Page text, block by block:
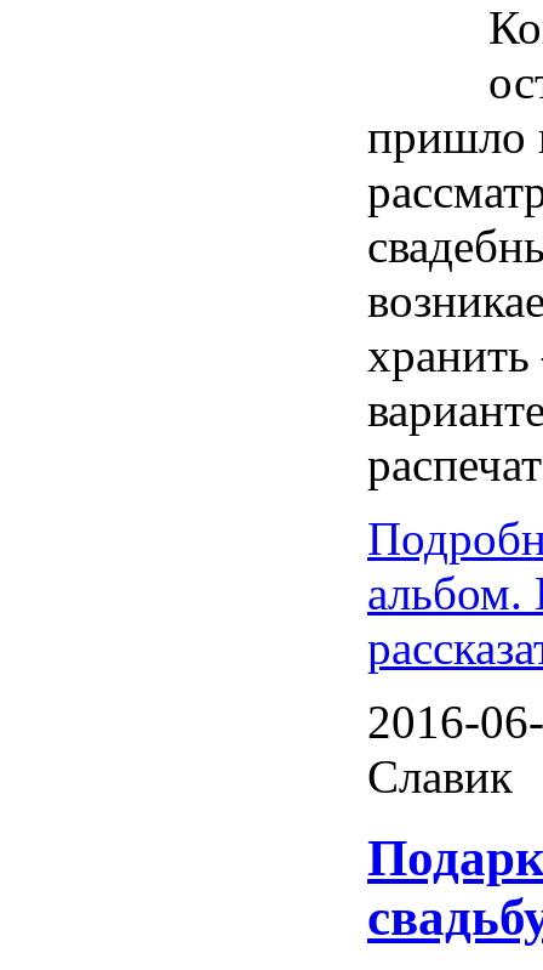
пришло
альбом.
2016-
Славик